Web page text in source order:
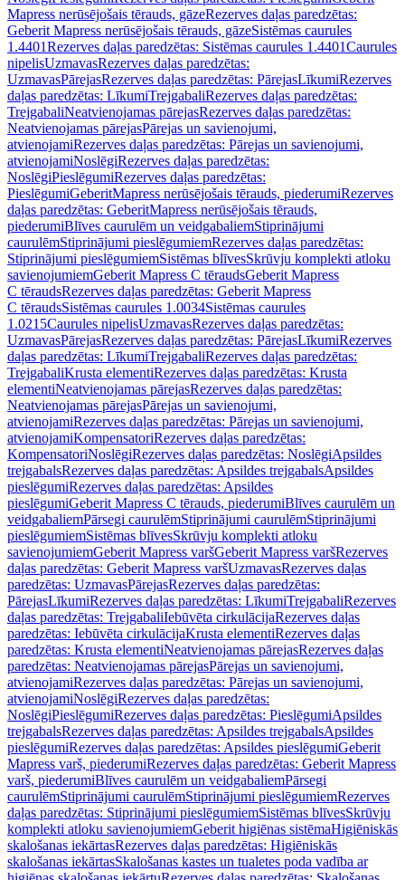
Mapress nerūsējošais tērauds, gāzeRezerves daļas paredzētas:
Geberit Mapress nerūsējošais tērauds, gāzeSistēmas caurules
1.4401Rezerves daļas paredzētas: Sistēmas caurules 1.4401Caurules
nipelisUzmavasRezerves daļas paredzētas:
UzmavasPārejasRezerves daļas paredzētas: PārejasLīkumiRezerves
daļas paredzētas: LīkumiTrejgabaliRezerves daļas paredzētas:
TrejgabaliNeatvienojamas pārejasRezerves daļas paredzētas:
Neatvienojamas pārejasPārejas un savienojumi,
atvienojamiRezerves daļas paredzētas: Pārejas un savienojumi,
atvienojamiNoslēgiRezerves daļas paredzētas:
NoslēgiPieslēgumiRezerves daļas paredzētas:
PieslēgumiGeberitMapress nerūsējošais tērauds, piederumiRezerves
daļas paredzētas: GeberitMapress nerūsējošais tērauds,
piederumiBlīves caurulēm un veidgabaliemStiprinājumi
caurulēmStiprinājumi pieslēgumiemRezerves daļas paredzētas:
Stiprinājumi pieslēgumiemSistēmas blīvesSkrūvju komplekti atloku
savienojumiemGeberit Mapress C tēraudsGeberit Mapress
C tēraudsRezerves daļas paredzētas: Geberit Mapress
C tēraudsSistēmas caurules 1.0034Sistēmas caurules
1.0215Caurules nipelisUzmavasRezerves daļas paredzētas:
UzmavasPārejasRezerves daļas paredzētas: PārejasLīkumiRezerves
daļas paredzētas: LīkumiTrejgabaliRezerves daļas paredzētas:
TrejgabaliKrusta elementiRezerves daļas paredzētas: Krusta
elementiNeatvienojamas pārejasRezerves daļas paredzētas:
Neatvienojamas pārejasPārejas un savienojumi,
atvienojamiRezerves daļas paredzētas: Pārejas un savienojumi,
atvienojamiKompensatoriRezerves daļas paredzētas:
KompensatoriNoslēgiRezerves daļas paredzētas: NoslēgiApsildes
trejgabalsRezerves daļas paredzētas: Apsildes trejgabalsApsildes
pieslēgumiRezerves daļas paredzētas: Apsildes
pieslēgumiGeberit Mapress C tērauds, piederumiBlīves caurulēm un
veidgabaliemPārsegi caurulēmStiprinājumi caurulēmStiprinājumi
pieslēgumiemSistēmas blīvesSkrūvju komplekti atloku
savienojumiemGeberit Mapress varšGeberit Mapress varšRezerves
daļas paredzētas: Geberit Mapress varšUzmavasRezerves daļas
paredzētas: UzmavasPārejasRezerves daļas paredzētas:
PārejasLīkumiRezerves daļas paredzētas: LīkumiTrejgabaliRezerves
daļas paredzētas: TrejgabaliIebūvēta cirkulācijaRezerves daļas
paredzētas: Iebūvēta cirkulācijaKrusta elementiRezerves daļas
paredzētas: Krusta elementiNeatvienojamas pārejasRezerves daļas
paredzētas: Neatvienojamas pārejasPārejas un savienojumi,
atvienojamiRezerves daļas paredzētas: Pārejas un savienojumi,
atvienojamiNoslēgiRezerves daļas paredzētas:
NoslēgiPieslēgumiRezerves daļas paredzētas: PieslēgumiApsildes
trejgabalsRezerves daļas paredzētas: Apsildes trejgabalsApsildes
pieslēgumiRezerves daļas paredzētas: Apsildes pieslēgumiGeberit
Mapress varš, piederumiRezerves daļas paredzētas: Geberit Mapress
varš, piederumiBlīves caurulēm un veidgabaliemPārsegi
caurulēmStiprinājumi caurulēmStiprinājumi pieslēgumiemRezerves
daļas paredzētas: Stiprinājumi pieslēgumiemSistēmas blīvesSkrūvju
komplekti atloku savienojumiemGeberit higiēnas sistēmaHigiēniskās
skalošanas iekārtasRezerves daļas paredzētas: Higiēniskās
skalošanas iekārtasSkalošanas kastes un tualetes poda vadība ar